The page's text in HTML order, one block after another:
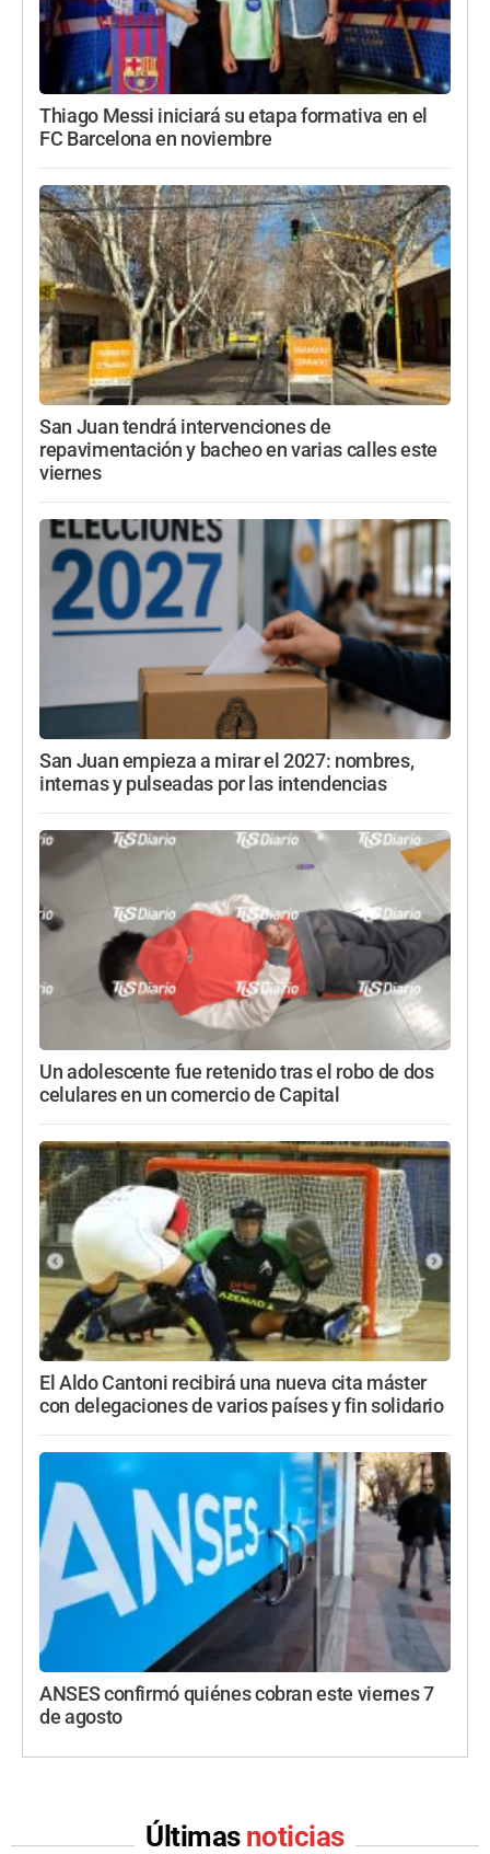
Thiago Messi iniciará su etapa formativa en el
FC Barcelona en noviembre
San Juan tendrá intervenciones de
repavimentación y bacheo en varias calles este
viernes
San Juan empieza a mirar el 2027: nombres,
internas y pulseadas por las intendencias
Un adolescente fue retenido tras el robo de dos
celulares en un comercio de Capital
El Aldo Cantoni recibirá una nueva cita máster
con delegaciones de varios países y fin solidario
ANSES confirmó quiénes cobran este viernes 7
de agosto
Últimas noticias